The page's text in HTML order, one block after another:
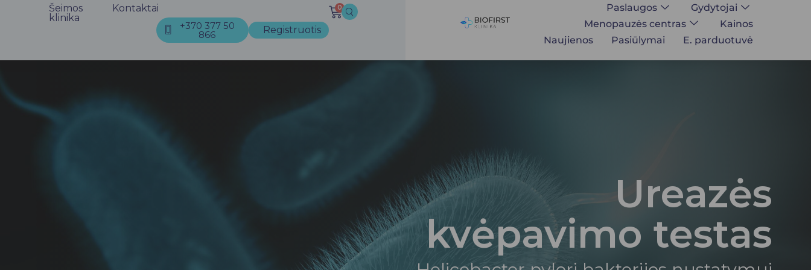
Šeimos
klinika
Kontaktai
+370 377 50
866 Registruotis
0 Paslaugos
Gydytojai
Menopauzės centras
Kainos
Naujienos
Pasiūlymai E. parduotuvė
Ureazės
kvėpavimo testas